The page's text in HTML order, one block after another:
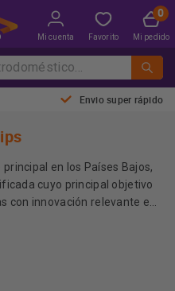
Mi cuenta Favorito Mi pedido
Envio super rápido
en los Países Bajos,
cuyo principal objetivo
con innovación relevante en
y estilo de vida e